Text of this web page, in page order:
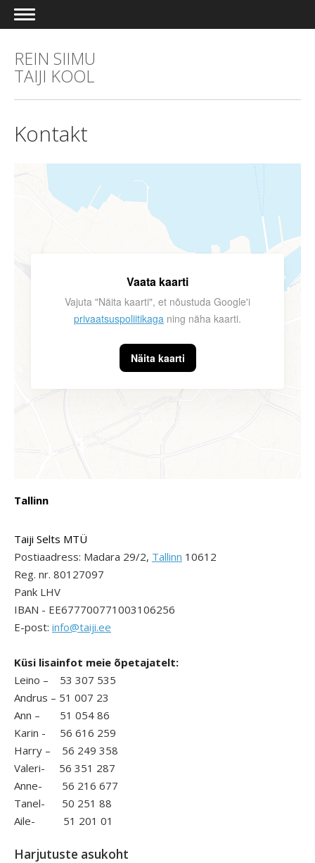
REIN SIIMU
TAIJI KOOL
Kontakt
Vaata kaarti
Vajuta "Näita kaarti", et nõustuda Google'i
privaatsuspoliitikaga ning näha kaarti.
Näita kaarti
Tallinn
Taiji Selts MTÜ
Postiaadress: Madara 29/2, Tallinn 10612
Reg. nr. 80127097
Pank LHV
IBAN - EE677700771003106256
E-post: info@taiji.ee
Küsi lisainfot meie õpetajatelt:
Leino – 53 307 535
Andrus – 51 007 23
Ann – 51 054 86
Karin - 56 616 259
Harry – 56 249 358
Valeri- 56 351 287
Anne- 56 216 677
Tanel- 50 251 88
Aile- 51 201 01
Harjutuste asukoht